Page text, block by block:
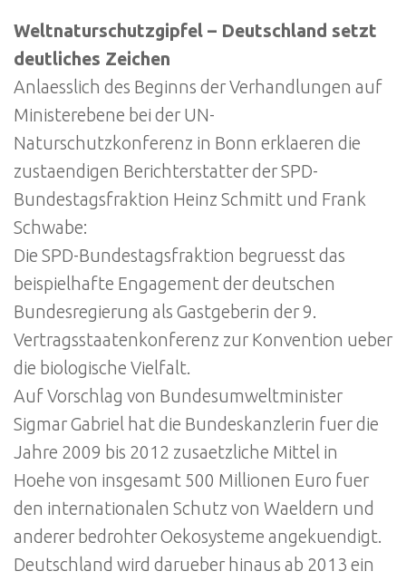
Weltnaturschutzgipfel – Deutschland setzt
deutliches Zeichen
Anlaesslich des Beginns der Verhandlungen auf
Ministerebene bei der UN-
Naturschutzkonferenz in Bonn erklaeren die
zustaendigen Berichterstatter der SPD-
Bundestagsfraktion Heinz Schmitt und Frank
Schwabe:
Die SPD-Bundestagsfraktion begruesst das
beispielhafte Engagement der deutschen
Bundesregierung als Gastgeberin der 9.
Vertragsstaatenkonferenz zur Konvention ueber
die biologische Vielfalt.
Auf Vorschlag von Bundesumweltminister
Sigmar Gabriel hat die Bundeskanzlerin fuer die
Jahre 2009 bis 2012 zusaetzliche Mittel in
Hoehe von insgesamt 500 Millionen Euro fuer
den internationalen Schutz von Waeldern und
anderer bedrohter Oekosysteme angekuendigt.
Deutschland wird darueber hinaus ab 2013 ein